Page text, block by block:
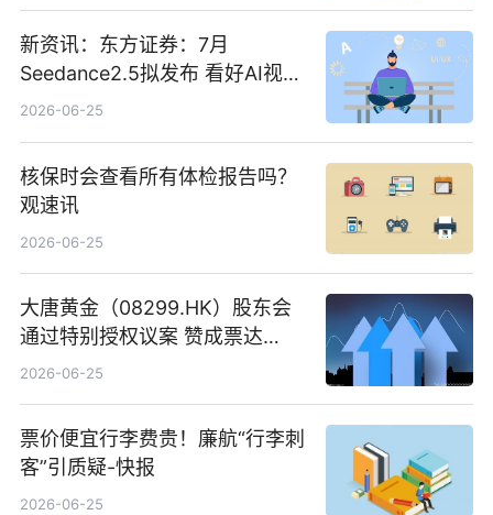
新资讯：东方证券：7月
Seedance2.5拟发布 看好AI视频
创作工作流进一步提效
2026-06-25
核保时会查看所有体检报告吗？
观速讯
2026-06-25
大唐黄金（08299.HK）股东会
通过特别授权议案 赞成票达
100%_新动态
2026-06-25
票价便宜行李费贵！廉航“行李刺
客”引质疑-快报
2026-06-25